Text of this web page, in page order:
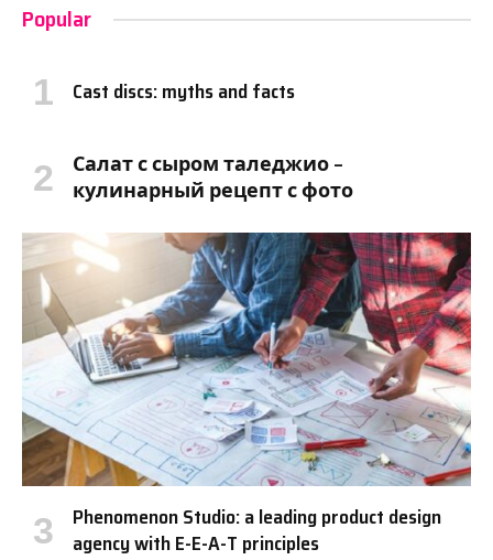
Popular
Cast discs: myths and facts
Салат с сыром таледжио –
кулинарный рецепт с фото
Phenomenon Studio: a leading product design
agency with E-E-A-T principles